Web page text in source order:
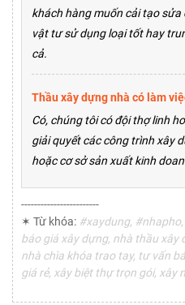
khách hàng muốn cải tạo
vật tư sử dụng loại tốt hay
cả.
Thầu xây dựng nhà có làm
Có, chúng tôi có đội thợ linh
giải quyết các công trình xây
hoặc cơ sở sản xuất kinh
------------------------
✶ Từ khóa: #xaydung,
báo giá xây dựng, nhà thầu xây
nhà chìa khóa trao tay, tư vấn
giá rẻ, xây biệt thự trọn gói, xây